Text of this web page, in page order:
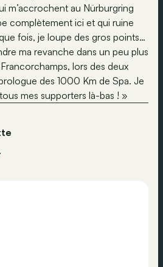
m’accrochent au Nürburgring
complètement ici et qui ruine
fois, je loupe des gros points…
ma revanche dans un peu plus
lors des deux
des 1000 Km de Spa. Je
mes supporters là-bas ! »